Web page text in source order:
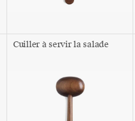
Cuiller à servir la salade